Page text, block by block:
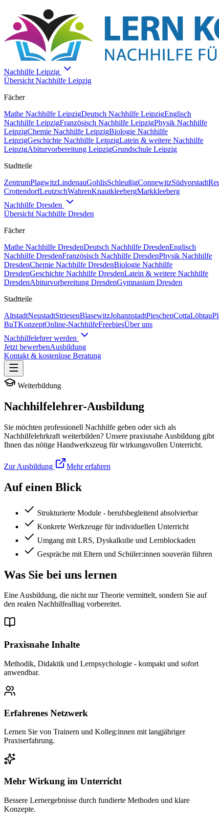
Nachhilfe Leipzig
Übersicht Nachhilfe Leipzig
Fächer
Mathe Nachhilfe LeipzigDeutsch Nachhilfe LeipzigEnglisch
Nachhilfe LeipzigFranzösisch Nachhilfe LeipzigPhysik Nachhilfe
LeipzigChemie Nachhilfe LeipzigBiologie Nachhilfe
LeipzigGeschichte Nachhilfe LeipzigLatein & weitere Nachhilfe
LeipzigAbiturvorbereitung LeipzigGrundschule Leipzig
Stadtteile
ZentrumPlagwitzLindenauGohlisSchleußigConnewitzSüdvorstadt
CrottendorfLeutzschWahrenKnautkleebergMarkkleeberg
Nachhilfe Dresden
Übersicht Nachhilfe Dresden
Fächer
Mathe Nachhilfe DresdenDeutsch Nachhilfe DresdenEnglisch
Nachhilfe DresdenFranzösisch Nachhilfe DresdenPhysik Nachhilfe
DresdenChemie Nachhilfe DresdenBiologie Nachhilfe
DresdenGeschichte Nachhilfe DresdenLatein & weitere Nachhilfe
DresdenAbiturvorbereitung DresdenGymnasium Dresden
Stadtteile
AltstadtNeustadtStriesenBlasewitzJohannstadtPieschenCottaLöbtau
BuTKonzeptOnline-NachhilfeFreebiesÜber uns
Nachhilfelehrer werden
Jetzt bewerbenAusbildung
Kontakt & kostenlose Beratung
Weiterbildung
Nachhilfelehrer-Ausbildung
Sie möchten professionell Nachhilfe geben oder sich als
Nachhilfelehrkraft weiterbilden? Unsere praxisnahe Ausbildung gibt
Ihnen das nötige Handwerkszeug für wirkungsvollen Unterricht.
Zur Ausbildung Mehr erfahren
Auf einen Blick
Strukturierte Module - berufsbegleitend absolvierbar
Konkrete Werkzeuge für individuellen Unterricht
Umgang mit LRS, Dyskalkulie und Lernblockaden
Gespräche mit Eltern und Schüler:innen souverän führen
Was Sie bei uns lernen
Eine Ausbildung, die nicht nur Theorie vermittelt, sondern Sie auf
den realen Nachhilfealltag vorbereitet.
Praxisnahe Inhalte
Methodik, Didaktik und Lernpsychologie - kompakt und sofort
anwendbar.
Erfahrenes Netzwerk
Lernen Sie von Trainern und Kolleg:innen mit langjähriger
Praxiserfahrung.
Mehr Wirkung im Unterricht
Bessere Lernergebnisse durch fundierte Methoden und klare
Konzepte.